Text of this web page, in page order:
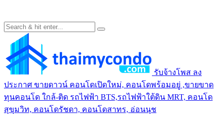
รับจ้างโพส ลง
ประกาศ ขายดาวน์ คอนโดเปิดใหม่, คอนโดพร้อมอยู่ ,ขายขาด
ทุนคอนโด ใกล้-ติด รถไฟฟ้า BTS,รถไฟฟ้าใต้ดิน MRT, คอนโด
สุขุมวิท, คอนโดรัชดา, คอนโดสาทร, อ่อนนุช